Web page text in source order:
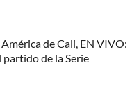
de Cali, EN VIVO:
partido de la Serie